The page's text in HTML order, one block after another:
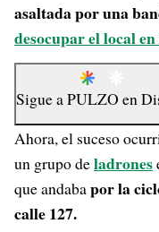
asaltada por una
desocupar el local
Sigue aPULZO en
Ahora, el suceso
un grupo deladrones
que andabapor la
calle 127.